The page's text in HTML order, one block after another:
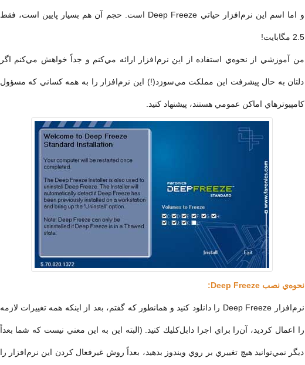
و اما اسم اين نرم‌افزار حياتي Deep Freeze است. حجم آن هم بسيار پايين است، فقط
2.5 مگابايت!
من آموزشي از نحوه‌ي استفاده از اين نرم‌افزار ارائه مي‌كنم و جداً خواهش مي‌كنم اگر
دلتان به حال پيشرفت اين مملكت مي‌سوزد(!) اين نرم‌افزار را به همه كساني كه مسؤول
كامپيوترهاي اماكن عمومي هستند، پيشنهاد كنيد.
نحوه‌ي نصب Deep Freeze:
نرم‌افزار Deep Freeze را دانلود كنيد و همانطور كه گفتم، بعد از اينكه همه تغييرات لازمه
را اعمال كرديد،‌ آن‌را براي اجرا دابل‌كليك كنيد. (البته اين به اين معني نيست كه شما بعداً
ديگر نمي‌توانيد هيچ تغييري بر روي ويندوز بدهيد، بعداً روش غيرفعال كردن اين نرم‌افزار را